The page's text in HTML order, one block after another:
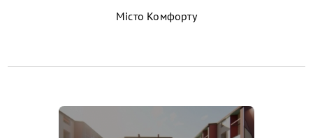
Місто Комфорту